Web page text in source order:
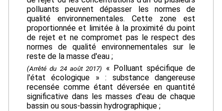
polluants peuvent dépasser les normes de
qualité environnementales. Cette zone est
proportionnée et limitée à la proximité du point
de rejet et ne compromet pas le respect des
normes de qualité environnementales sur le
reste de la masse d'eau ;
(Arrêté du 24 août 2017) « Polluant spécifique de
l'état écologique » : substance dangereuse
recensée comme étant déversée en quantité
significative dans les masses d'eau de chaque
bassin ou sous-bassin hydrographique ;